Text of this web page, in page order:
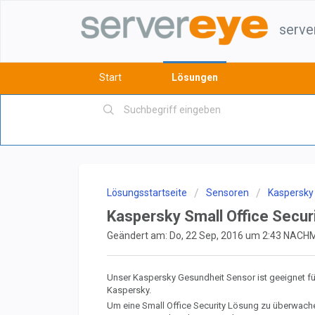
Start Lösungen
Lösungsstartseite Sensoren Kaspersky
Kaspersky Small Office
Geändert am: Do, 22 Sep, 2016 um 2:43
Unser Kaspersky Gesundheit Sensor ist geeignet
Kaspersky.
Um eine Small Office Security Lösung zu